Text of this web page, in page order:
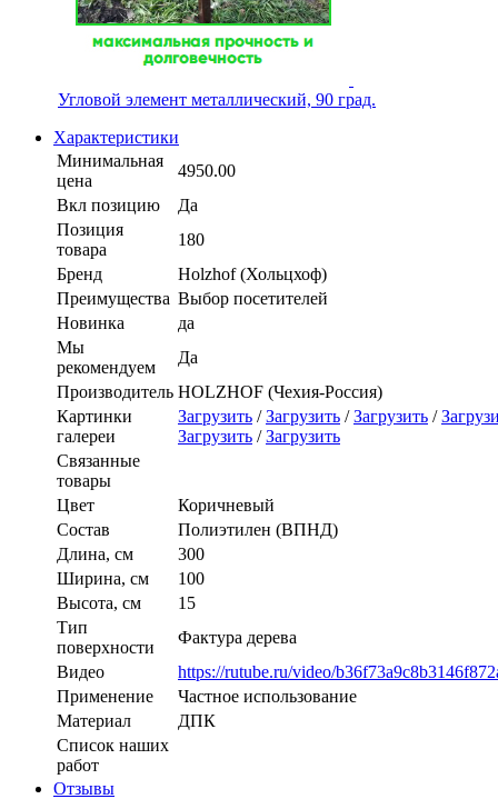
Угловой элемент металлический, 90 град.
Характеристики
Минимальная
цена
4950.00
Вкл позицию
Да
Позиция
товара
180
Бренд
Holzhof (Хольцхоф)
Преимущества Выбор посетителей
Новинка
да
Мы
рекомендуем
Да
Производитель HOLZHOF (Чехия-Россия)
Картинки
галереи
Загрузить /Загрузить /Загрузить /
Загрузить /Загрузить
Связанные
товары
Цвет
Коричневый
Состав
Полиэтилен (ВПНД)
Длина, см
300
Ширина, см
100
Высота, см
15
Тип
поверхности
Фактура дерева
Видео
https://rutube.ru/video/
Применение
Частное использование
Материал
ДПК
Список наших
работ
Отзывы